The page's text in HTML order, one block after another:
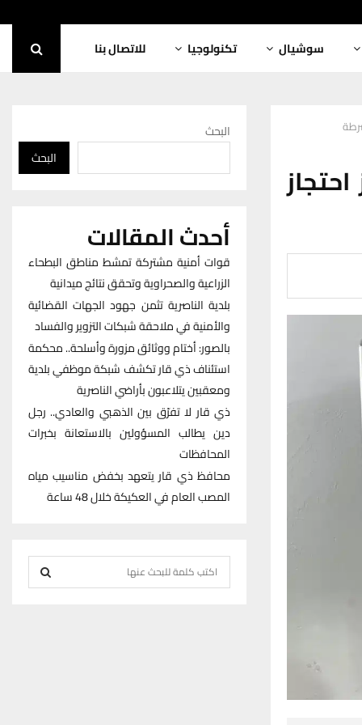
سوشيال تكنولوجيا للاتصال بنا
البحث
البحث
أحدث المقالات
قوات أمنية مشتركة تمشط مناطق البطحاء
الزراعية والصحراوية وتحقق نتائج ميدانية
بلدية الناصرية تثمن جهود الجهات القضائية
والأمنية في ملاحقة شبكات التزوير والفساد
بالصور: أختام ووثائق مزورة وأسلحة.. محكمة
استئناف ذي قار تكشف شبكة موظفي بلدية
ومعقبين يتلاعبون بأراضي الناصرية
ذي قار لا تفرّق بين الذهبي والعادي.. رجل
دين يطالب المسؤولين بالاستعانة بخبرات
المحافظات
محافظ ذي قار يتعهد بخفض مناسيب مياه
المصب العام في العكيكة خلال 48 ساعة
e